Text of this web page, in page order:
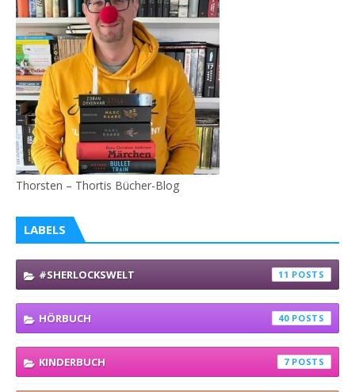
Thorsten – Thortis Bücher-Blog
LABELS
#SHERLOCKSWELT 11
HÖRBUCH 40
KINDERBUCH 7